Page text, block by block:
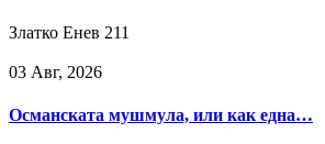
Златко Енев 211
03 Авг, 2026
Османската мушмула, или как една…